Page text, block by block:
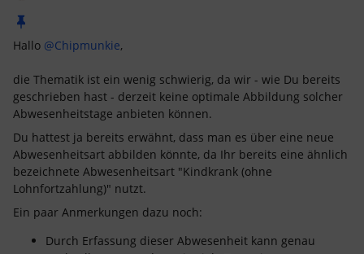
Hallo @Chipmunkie,
die Thematik ist ein wenig schwierig, da wir - wie Du bereits
geschrieben hast - derzeit keine optimale Abbildung solcher
Abwesenheitstage anbieten können.
Du hattest ja bereits erwähnt, dass man es über eine neue
Abwesenheitsart abbilden könnte, da Ihr bereits eine ähnlich
bezeichnete Abwesenheitsart "Kindkrank (ohne
Lohnfortzahlung)" nutzt.
Ein paar Anmerkungen dazu noch:
Durch Erfassung dieser Abwesenheit kann genau